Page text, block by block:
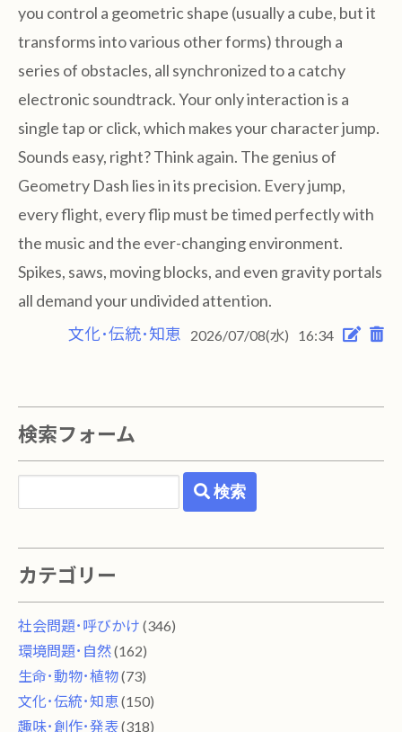
you control a geometric shape (usually a cube, but it
transforms into various other forms) through a
series of obstacles, all synchronized to a catchy
electronic soundtrack. Your only interaction is a
single tap or click, which makes your character jump.
Sounds easy, right? Think again. The genius of
Geometry Dash lies in its precision. Every jump,
every flight, every flip must be timed perfectly with
the music and the ever-changing environment.
Spikes, saws, moving blocks, and even gravity portals
all demand your undivided attention.
文化･伝統･知恵
2026/07/08(水) 16:34
検索フォーム
検索
カテゴリー
社会問題･呼びかけ (346)
環境問題･自然(162)
生命･動物･植物(73)
文化･伝統･知恵 (150)
趣味･創作･発表(318)